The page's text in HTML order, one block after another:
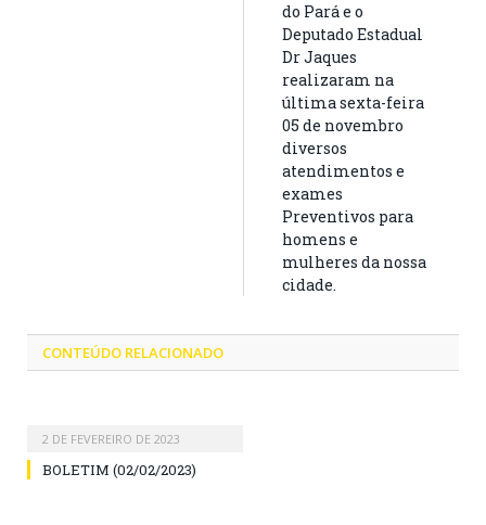
do Pará e o
Deputado Estadual
Dr Jaques
realizaram na
última sexta-feira
05 de novembro
diversos
atendimentos e
exames
Preventivos para
homens e
mulheres da nossa
cidade.
CONTEÚDO RELACIONADO
2 DE FEVEREIRO DE 2023
BOLETIM (02/02/2023)